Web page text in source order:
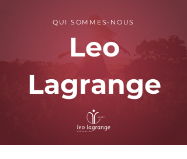
QUI SOMMES-NOUS
Leo
Lagrange